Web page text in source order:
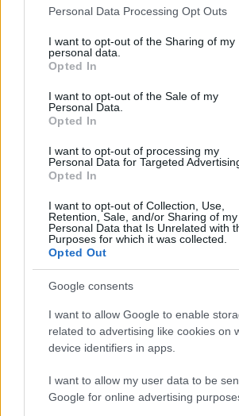
Please note that this website/app uses
not limited to your visit or usage
grant or deny consent to Google and its
use your data for below specified
consent section.
Personal Data Processing Opt Outs
I want to opt-out of the Sharing of my
personal data.
Opted In
I want to opt-out of the Sale of my
Personal Data.
Opted In
I want to opt-out of processing my
Personal Data for Targeted
Opted In
I want to opt-out of Collection, Use,
Retention, Sale, and/or Sharing of my
Personal Data that Is Unrelated with
Purposes for which it was collected.
Opted Out
Google consents
I want to allow Google to enable
related to advertising like cookies on
device identifiers in apps.
I want to allow my user data to be
Google for online advertising
Σχόλια
Σχολίασε
Marfin: Απολογείται
έφτασε από τη Βρετανία –
Η μεταγωγή στην Ελλάδα
και τα στοιχεία που την